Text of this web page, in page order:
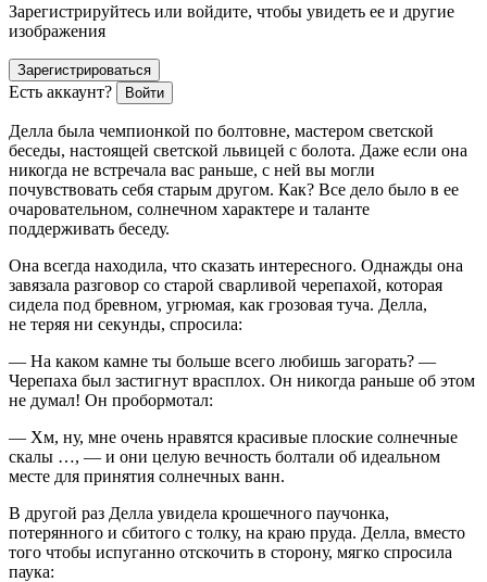
Зарегистрируйтесь или войдите, чтобы увидеть ее и другие
изображения
Зарегистрироваться
Есть аккаунт? Войти
Делла была чемпионкой по болтовне, мастером светской
беседы, настоящей светской львицей с болота. Даже если она
никогда не встречала вас раньше, с ней вы могли
почувствовать себя старым другом. Как? Все дело было в ее
очаровательном, солнечном характере и таланте
поддерживать беседу.
Она всегда находила, что сказать интересного. Однажды она
завязала разговор со старой сварливой черепахой, которая
сидела под бревном, угрюмая, как грозовая туча. Делла,
не теряя ни секунды, спросила:
— На каком камне ты больше всего любишь загорать? —
Черепаха был застигнут врасплох. Он никогда раньше об этом
не думал! Он пробормотал:
— Хм, ну, мне очень нравятся красивые плоские солнечные
скалы …, — и они целую вечность болтали об идеальном
месте для принятия солнечных ванн.
В другой раз Делла увидела крошечного паучонка,
потерянного и сбитого с толку, на краю пруда. Делла, вместо
того чтобы испуганно отскочить в сторону, мягко спросила
паука: